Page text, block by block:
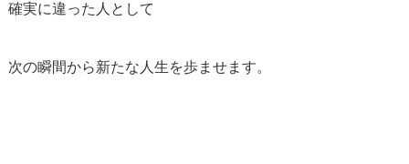
確実に違った人として
次の瞬間から新たな人生を歩ませます。